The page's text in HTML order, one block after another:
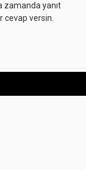
zamanda yanıt
cevap versin.